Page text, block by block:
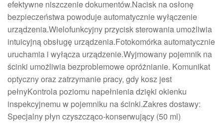
efektywne niszczenie dokumentów.Nacisk na osłonę
bezpieczeństwa powoduje automatycznie wyłączenie
urządzenia.Wielofunkcyjny przycisk sterowania umożliwia
intuicyjną obsługę urządzenia.Fotokomórka automatycznie
uruchamia i wyłącza urządzenie.Wyjmowany pojemnik na
ścinki umożliwia bezproblemowe opróżnianie. Komunikat
optyczny oraz zatrzymanie pracy, gdy kosz jest
pełnyKontrola poziomu napełnienia dzięki okienku
inspekcyjnemu w pojemniku na ścinki.Zakres dostawy:
Specjalny płyn czyszcząco-konserwujący (50 ml)